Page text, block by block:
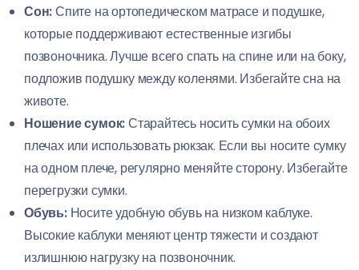
Сон:Спите на ортопедическом матрасе и подушке,
которые поддерживают естественные изгибы
позвоночника. Лучше всего спать на спине или на боку,
подложив подушку между коленями. Избегайте сна на
животе.
Ношение сумок:Старайтесь носить сумки на обоих
плечах или использовать рюкзак. Если вы носите сумку
на одном плече, регулярно меняйте сторону. Избегайте
перегрузки сумки.
Обувь:Носите удобную обувь на низком каблуке.
Высокие каблуки меняют центр тяжести и создают
излишнюю нагрузку на позвоночник.